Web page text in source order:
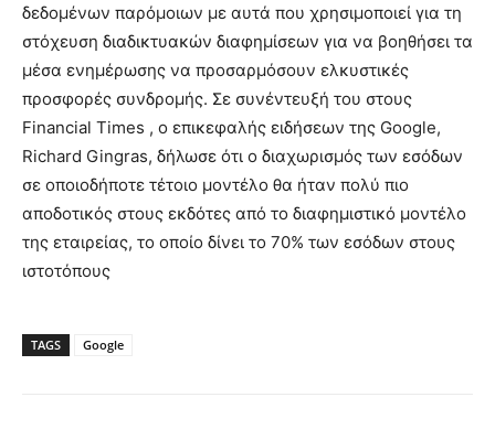
δεδομένων παρόμοιων με αυτά που χρησιμοποιεί για τη
στόχευση διαδικτυακών διαφημίσεων για να βοηθήσει τα
μέσα ενημέρωσης να προσαρμόσουν ελκυστικές
προσφορές συνδρομής. Σε συνέντευξή του στους
Financial Times , ο επικεφαλής ειδήσεων της Google,
Richard Gingras, δήλωσε ότι ο διαχωρισμός των εσόδων
σε οποιοδήποτε τέτοιο μοντέλο θα ήταν πολύ πιο
αποδοτικός στους εκδότες από το διαφημιστικό μοντέλο
της εταιρείας, το οποίο δίνει το 70% των εσόδων στους
ιστοτόπους
TAGS Google